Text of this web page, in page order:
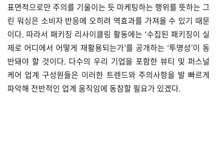
표면적으로만 주의를 기울이는 듯 마케팅하는 행위를 뜻하는 그
린 워싱은 소비자 반응에 오히려 역효과를 가져올 수 있기 때문
이다. 따라서 패키징 리사이클링 활동에는 ‘수집된 패키징이 실
제로 어디에서 어떻게 재활용되는가’를 공개하는 ‘투명성’이 동
반돼야 할 것이다. 다수의 우리 기업을 포함한 뷰티 및 퍼스널
케어 업계 구성원들은 이러한 트렌드와 주의사항을 발 빠르게
파악해 전반적인 업계 움직임에 동참할 필요가 있겠다.